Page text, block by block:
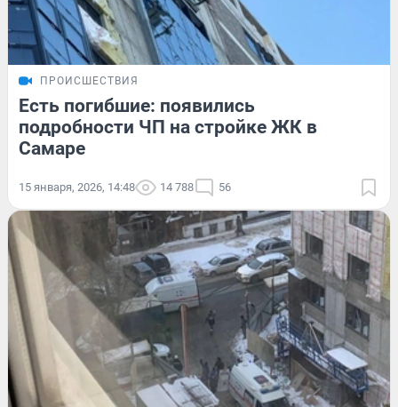
ПРОИСШЕСТВИЯ
Есть погибшие: появились
подробности ЧП на стройке ЖК в
Самаре
15 января, 2026, 14:48 14 788 56